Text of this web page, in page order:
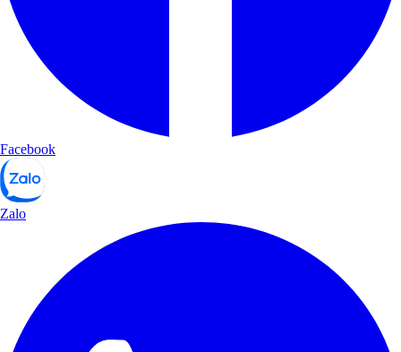
Facebook
Zalo